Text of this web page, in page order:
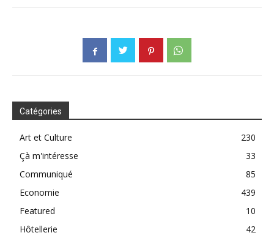
Catégories
Art et Culture
230
Çà m'intéresse
33
Communiqué
85
Economie
439
Featured
10
Hôtellerie
42